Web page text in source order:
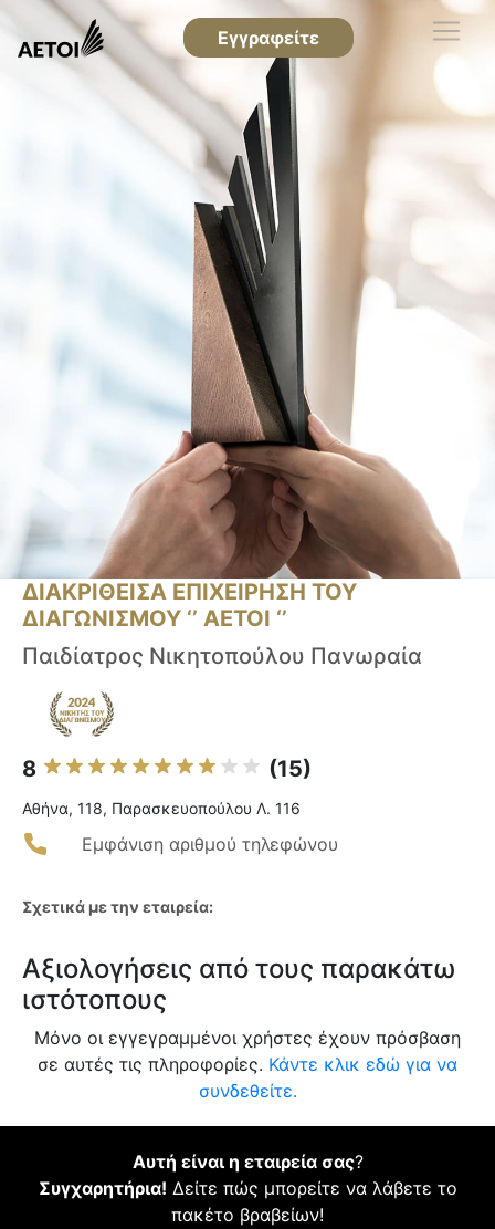
Εγγραφείτε
ΔΙΑΚΡΙΘΕΙΣΑ ΕΠΙΧΕΙΡΗΣΗ ΤΟΥ
ΔΙΑΓΩΝΙΣΜΟΥ ‘’ ΑΕΤΟΙ ‘’
Παιδίατρος Νικητοπούλου Πανωραία
8 (15)
Αθήνα, 118, Παρασκευοπούλου Λ. 116
Εμφάνιση αριθμού τηλεφώνου
Σχετικά με την εταιρεία:
Αξιολογήσεις από τους παρακάτω
ιστότοπους
Μόνο οι εγγεγραμμένοι χρήστες έχουν πρόσβαση
σε αυτές τις πληροφορίες. Κάντε κλικ εδώ για να
συνδεθείτε.
Αυτή είναι η εταιρεία σας?
Συγχαρητήρια! Δείτε πώς μπορείτε να λάβετε το
πακέτο βραβείων!